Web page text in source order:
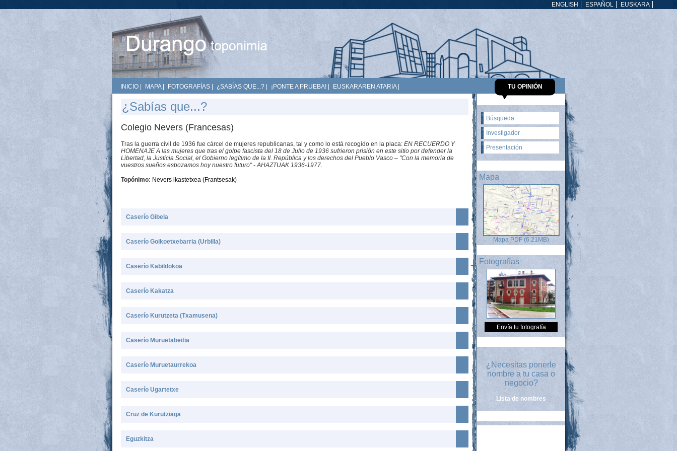
EUSKARA
ESPAÑOL
ENGLISH
INICIO MAPA| FOTOGRAFÍAS ¿SABÍAS QUE...? ¡PONTE A PRUEBA! EUSKARAREN ATARIA| TU OPINIÓN
¿Sabías que...?
Colegio Nevers (Francesas)
Tras la guerra civil de 1936 fue cárcel de mujeres republicanas, tal y como lo está recogido en la placa: EN RECUERDO Y
HOMENAJE A las mujeres que tras el golpe fascista del 18 de Julio de 1936 sufrieron prisión en este sitio por defender la
Libertad, la Justicia Social, el Gobierno legítimo de la II. República y los derechos del Pueblo Vasco – "Con la memoria de
vuestros sueños esbozamos hoy nuestro futuro" - AHAZTUAK 1936-1977.
Topónimo: Nevers ikastetxea (Frantsesak)
Caserío Gibela
Caserío Goikoetxebarria (Urbilla)
Caserío Kabildokoa
Caserío Kakatza
Caserío Kurutzeta (Txamusena)
Caserío Muruetabeitia
Caserío Muruetaurrekoa
Caserío Ugartetxe
Cruz de Kurutziaga
Eguzkitza
Búsqueda
Investigador
Presentación
Mapa
Mapa PDF (6.21MB)
Fotografías
Envía tu fotografía
¿Necesitas ponerle
nombre a tu casa o
negocio?
Lista de nombres